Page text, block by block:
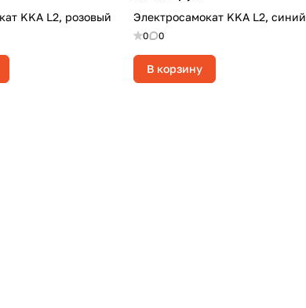
KKA L2, розовый Электросамокат KKA L2, синий
0 0
В корзину